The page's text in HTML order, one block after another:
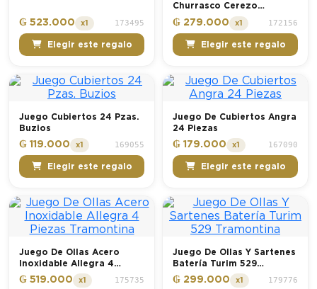
₲ 523.000 x1 173495
Elegir este regalo
Churrasco Cerezo
Tramontina
₲ 279.000 x1 172156
Elegir este regalo
Juego Cubiertos 24 Pzas.
Buzios
₲ 119.000 x1 169055
Elegir este regalo
Juego De Cubiertos Angra
24 Piezas
₲ 179.000 x1 167090
Elegir este regalo
Juego De Ollas Acero
Inoxidable Allegra 4
Piezas Tramontina
₲ 519.000 x1 175735
Juego De Ollas Y Sartenes
Batería Turim 529
Tramontina
₲ 299.000 x1 179776